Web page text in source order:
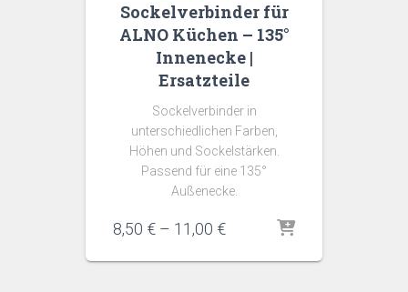
Sockelverbinder für
ALNO Küchen – 135°
Innenecke |
Ersatzteile
Sockelverbinder in
unterschiedlichen Farben,
Höhen und Sockelstärken.
Passend für eine 135°
Außenecke.
8,50 € – 11,00 €Preisspanne:
bis